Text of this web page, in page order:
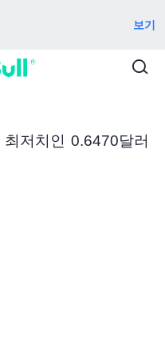
보기
저치인 0.6470달러